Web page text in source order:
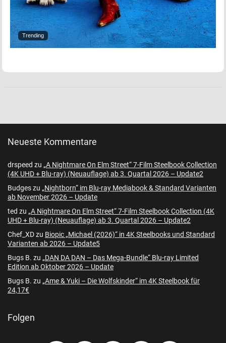
Trending
Neueste Kommentare
drspeed zu „A Nightmare On Elm Street“ 7-Film Steelbook Collection
(4K UHD + Blu-ray) (Neuauflage) ab 3. Quartal 2026 – Update2
Budgeszu „Nightborn“ im Blu-ray Mediabook & Standard Varianten
ab November 2026 – Update
ted zu „A Nightmare On Elm Street“ 7-Film Steelbook Collection (4K
UHD + Blu-ray) (Neuauflage) ab 3. Quartal 2026 – Update2
Chef_XDzu Biopic „Michael (2026)“ in 4K Steelbooks und Standard
Varianten ab 2026 – Update5
Bugs B. zu „DAN DA DAN – Das Mega-Bundle“ Blu-ray Limited
Edition ab Oktober 2026 – Update
Bugs B. zu „Ame & Yuki – Die Wolfskinder“ im 4K Steelbook für
24,17€
Folgen